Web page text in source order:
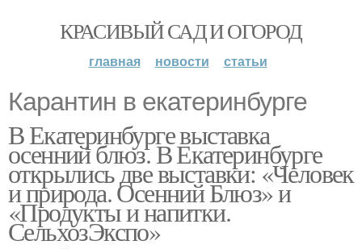
КРАСИВЫЙ САД И ОГОРОД
главная новости статьи
Карантин в екатеринбурге
В Екатеринбурге выставка
осенний блюз. В Екатеринбурге
открылись две выставки: «Человек
и природа. Осенний Блюз» и
«Продукты и напитки.
СельхозЭкспо»